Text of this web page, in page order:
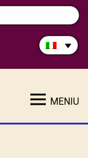
MENIU